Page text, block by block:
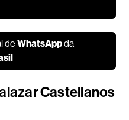
deWhatsAppda
Castellanos